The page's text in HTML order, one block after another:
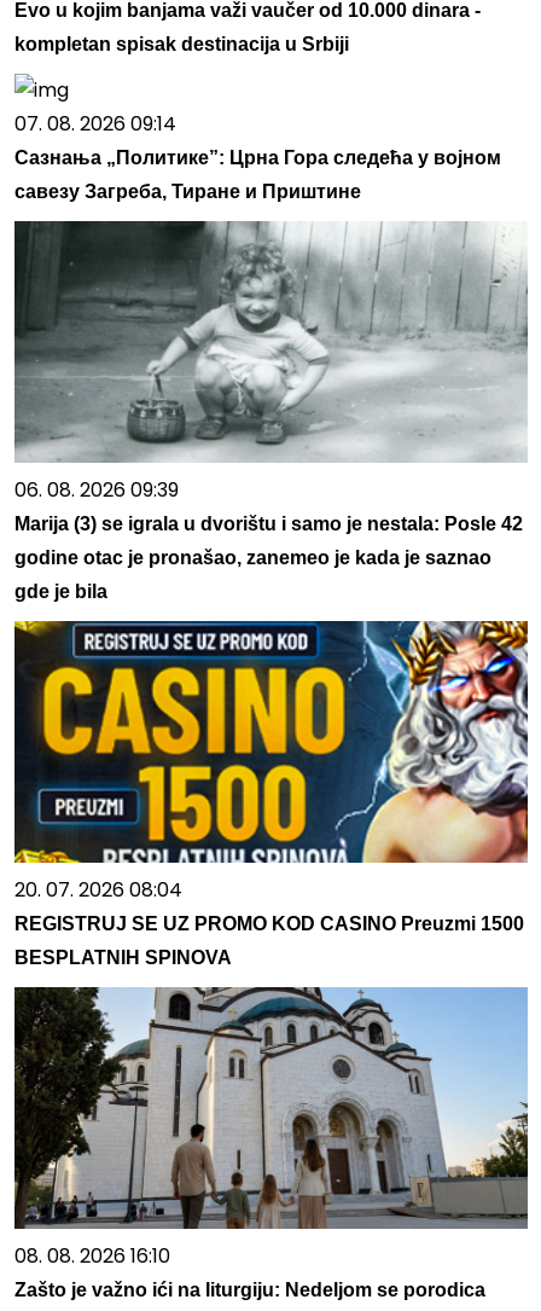
Evo u kojim banjama važi vaučer od 10.000 dinara -
kompletan spisak destinacija u Srbiji
07. 08. 2026 09:14
Сазнања „Политике”: Црна Гора следећа у војном
савезу Загреба, Тиране и Приштине
06. 08. 2026 09:39
Marija (3) se igrala u dvorištu i samo je nestala: Posle 42
godine otac je pronašao, zanemeo je kada je saznao
gde je bila
20. 07. 2026 08:04
REGISTRUJ SE UZ PROMO KOD CASINO Preuzmi 1500
BESPLATNIH SPINOVA
08. 08. 2026 16:10
Zašto je važno ići na liturgiju: Nedeljom se porodica